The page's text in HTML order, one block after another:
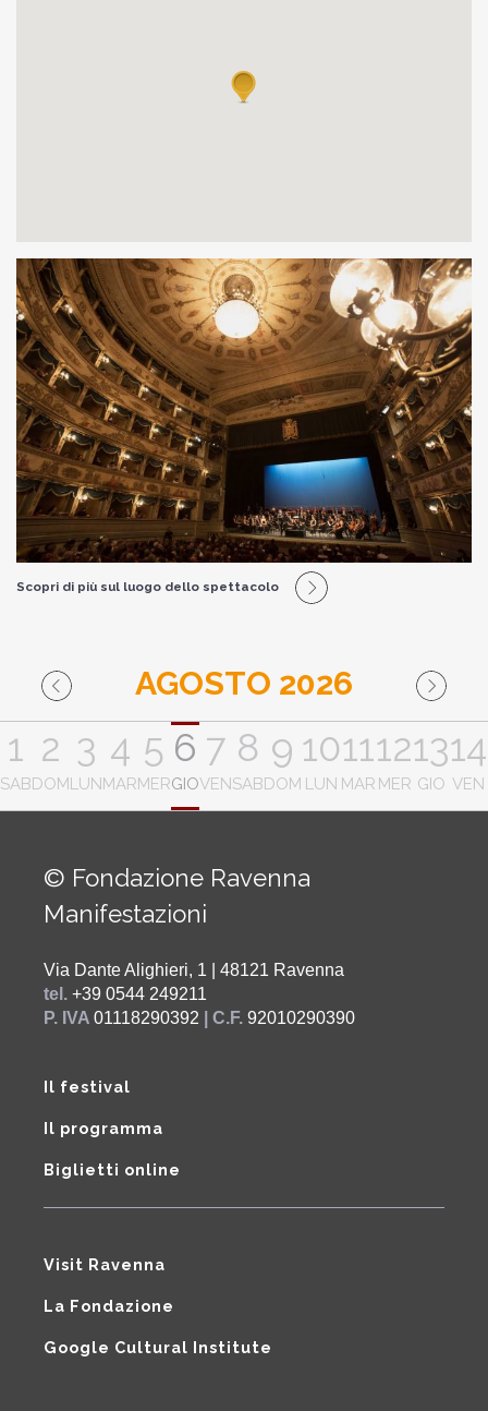
Scopri di più sul luogo dello spettacolo
AGOSTO 2026
1
SAB
2
DOM
3
LUN
4
MAR
5
MER
6
GIO
7
VEN
8
SAB
9
DOM
10
LUN
11
MAR
12
MER
13
GIO
14
VEN
© Fondazione Ravenna
Manifestazioni
Via Dante Alighieri, 1 | 48121 Ravenna
tel. +39 0544 249211
P. IVA 01118290392 | C.F. 92010290390
Il festival
Il programma
Biglietti online
Visit Ravenna
La Fondazione
Google Cultural Institute